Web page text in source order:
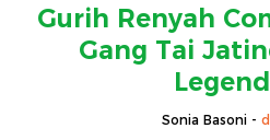
Gurih Renyah
Gang Tai
Sonia Basoni -